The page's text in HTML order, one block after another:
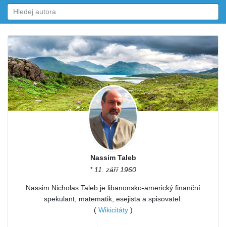
Nassim Taleb
* 11. září 1960
Nassim Nicholas Taleb je libanonsko-americký finanční
spekulant, matematik, esejista a spisovatel.
( Wikicitáty)